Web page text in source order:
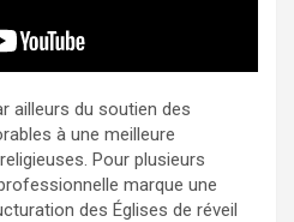
ailleurs du soutien des
à une meilleure
Pour plusieurs
marque une
des Églises de réveil